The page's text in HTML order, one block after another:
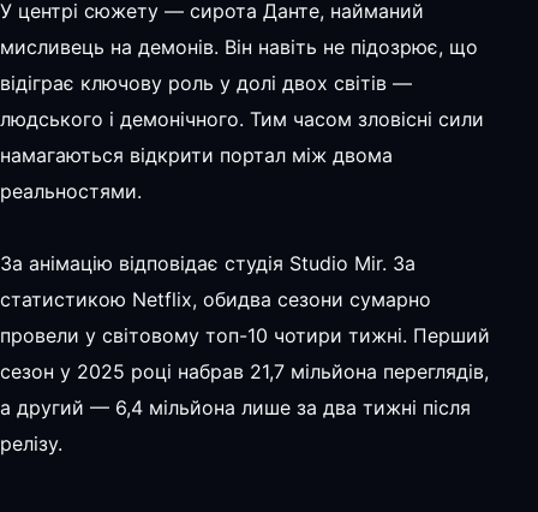
У центрі сюжету — сирота Данте, найманий
мисливець на демонів. Він навіть не підозрює, що
відіграє ключову роль у долі двох світів —
людського і демонічного. Тим часом зловісні сили
намагаються відкрити портал між двома
реальностями.
За анімацію відповідає студія Studio Mir. За
статистикою Netflix, обидва сезони сумарно
провели у світовому топ-10 чотири тижні. Перший
сезон у 2025 році набрав 21,7 мільйона переглядів,
а другий — 6,4 мільйона лише за два тижні після
релізу.